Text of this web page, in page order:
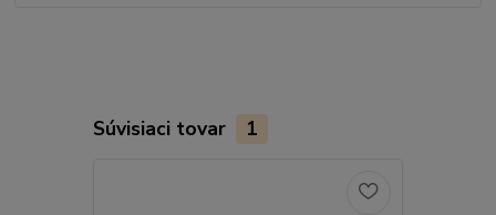
Súvisiaci tovar 1